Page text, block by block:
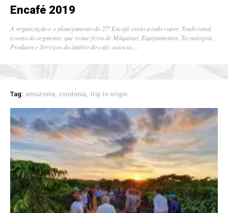
Encafé 2019
A organização e o planejamento do 27º Encafé estão a todo vapor. Tradicional
evento do segmento, que reúne feira de Máquinas, Equipamentos, Tecnologias,
Produtos e Serviços do âmbito do café, associa…
Tag: amazonia rondonia trip to origin